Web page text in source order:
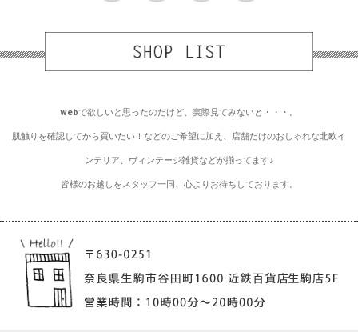
webで欲しいと思ったのだけど、実際見てみないと・・・。
肌触りを確認してから買いたい！などのご希望に加え、店舗だけのおしゃれな北欧イ
ンテリア、ヴィンテージ雑貨などが揃ってます♪
皆様のお越しをスタッフ一同、心よりお待ちしております。